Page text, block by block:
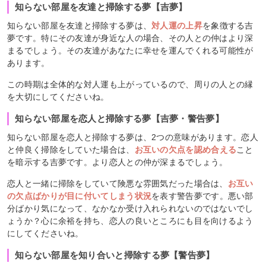
知らない部屋を友達と掃除する夢【吉夢】
知らない部屋を友達と掃除する夢は、対人運の上昇を象徴する吉
夢です。特にその友達が身近な人の場合、その人との仲はより深
まるでしょう。その友達があなたに幸せを運んでくれる可能性が
あります。
この時期は全体的な対人運も上がっているので、周りの人との縁
を大切にしてくださいね。
知らない部屋を恋人と掃除する夢【吉夢・警告夢】
知らない部屋を恋人と掃除する夢は、2つの意味があります。恋人
と仲良く掃除をしていた場合は、 お互いの欠点を認め合えること
を暗示する吉夢です。より恋人との仲が深まるでしょう。
恋人と一緒に掃除をしていて険悪な雰囲気だった場合は、 お互い
の欠点ばかりが目に付いてしまう状況を表す警告夢です。悪い部
分ばかり気になって、なかなか受け入れられないのではないでし
ょうか？心に余裕を持ち、恋人の良いところにも目を向けるよう
にしてくださいね。
知らない部屋を知り合いと掃除する夢【警告夢】